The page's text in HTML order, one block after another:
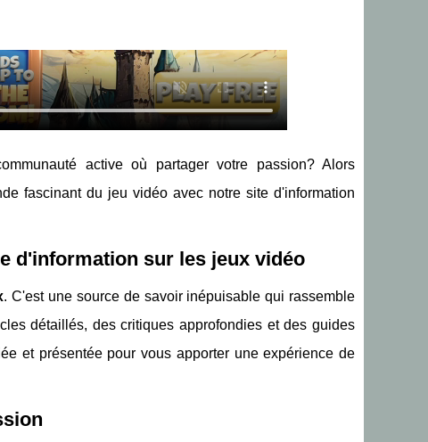
active où partager votre passion? Alors
fascinant du jeu vidéo avec notre site d'information
d'information sur les jeux vidéo
. C'est une source de savoir inépuisable qui rassemble
détaillés, des critiques approfondies et des guides
et présentée pour vous apporter une expérience de